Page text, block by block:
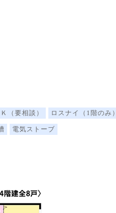
（要相談） ロスナイ（1階のみ）
電気ストーブ